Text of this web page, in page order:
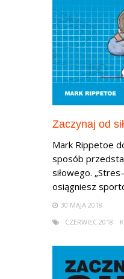
Zaczynaj od
Mark Rippetoe
sposób
siłowego.
osiągniesz
30 MAJA 2018
CZERWIEC 2018